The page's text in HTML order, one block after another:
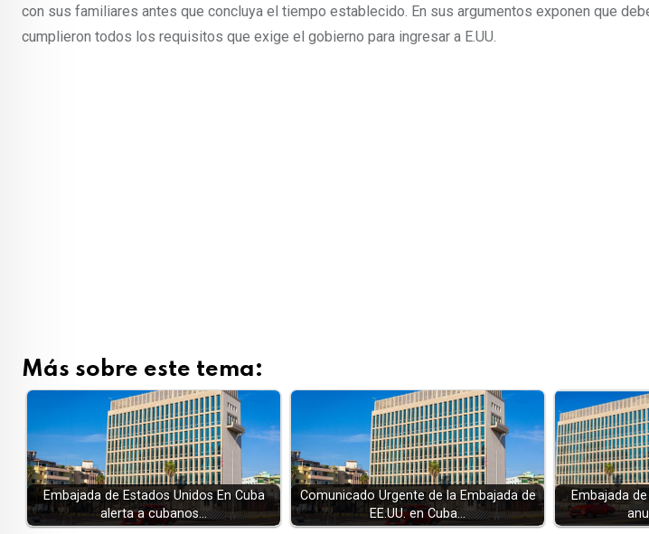
con sus familiares antes que concluya el tiempo establecido. En sus argumentos exponen que
cumplieron todos los requisitos que exige el gobierno para ingresar a E.UU.
Más sobre este tema:
Embajada de Estados Unidos En Cuba
alerta a cubanos…
Comunicado Urgente de la Embajada de
EE.UU. en Cuba…
Embajada